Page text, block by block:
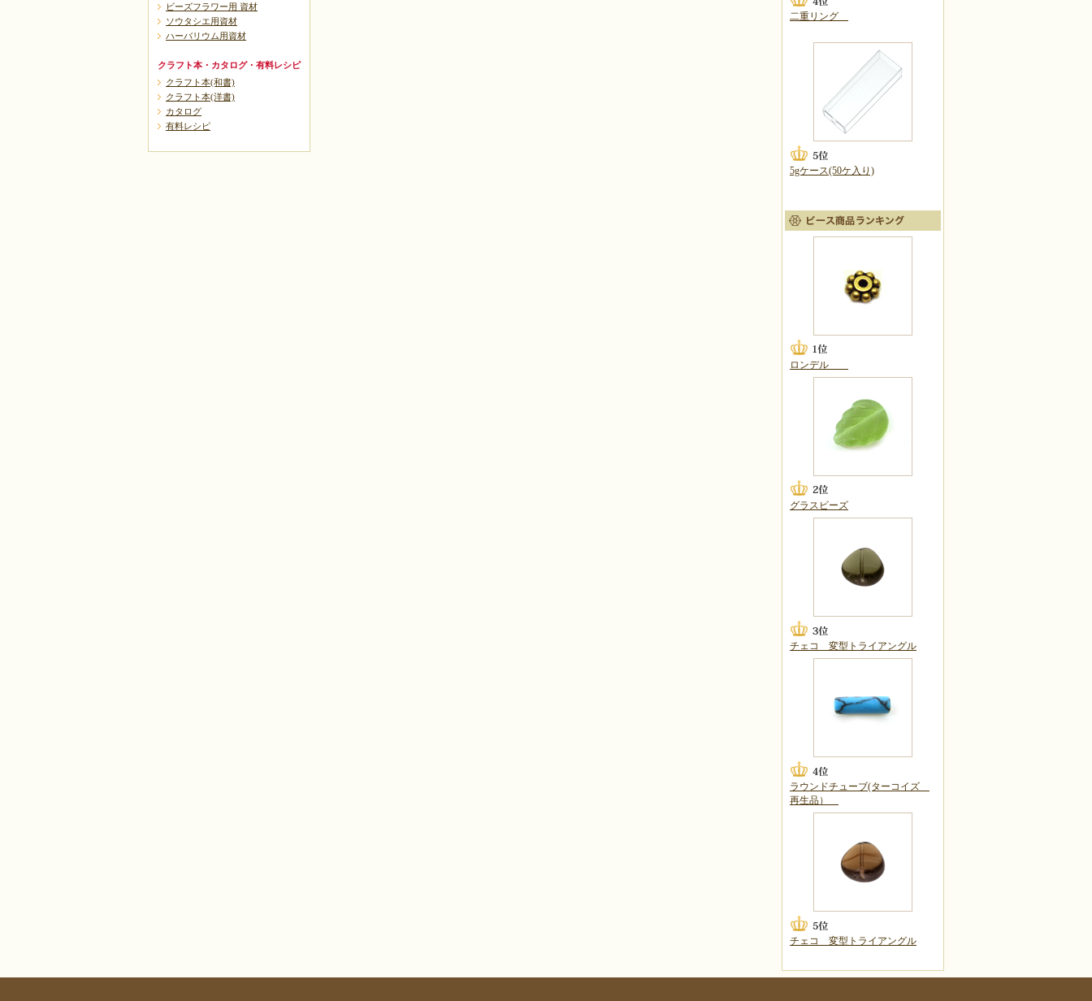
ビーズフラワー用 資材
ソウタシエ用資材
ハーバリウム用資材
クラフト本・カタログ・有料レシピ
クラフト本(和書)
クラフト本(洋書)
カタログ
有料レシピ
二重リング
5gケース(50ケ入り)
ロンデル
グラスビーズ
チェコ 変型トライアングル
ラウンドチューブ(ターコイズ
再生品）
チェコ 変型トライアングル